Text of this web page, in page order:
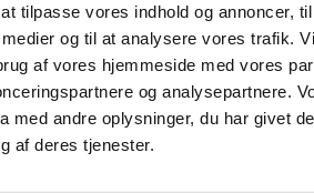
tilpasse vores indhold og annoncer,
og til at analysere vores trafik.
af vores hjemmeside med vores
og analysepartnere.
med andre oplysninger, du har givet
af deres tjenester.
løbegård
til bure